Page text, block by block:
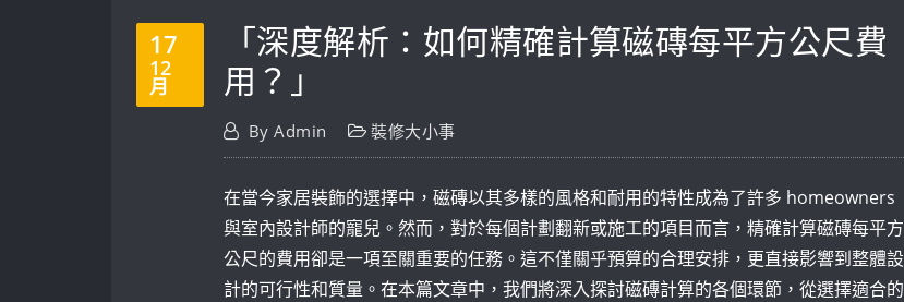
17
12
月
「深度解析：如何精確計算磁磚每平方公尺費
用？」
ByAdmin 裝修大小事
在當今家居裝飾的選擇中，磁磚以其多樣的風格和耐用的特性成為了許多 homeowners
與室內設計師的寵兒。然而，對於每個計劃翻新或施工的項目而言，精確計算磁磚每平方
公尺的費用卻是一項至關重要的任務。這不僅關乎預算的合理安排，更直接影響到整體設
計的可行性和質量。在本篇文章中，我們將深入探討磁磚計算的各個環節，從選擇適合的